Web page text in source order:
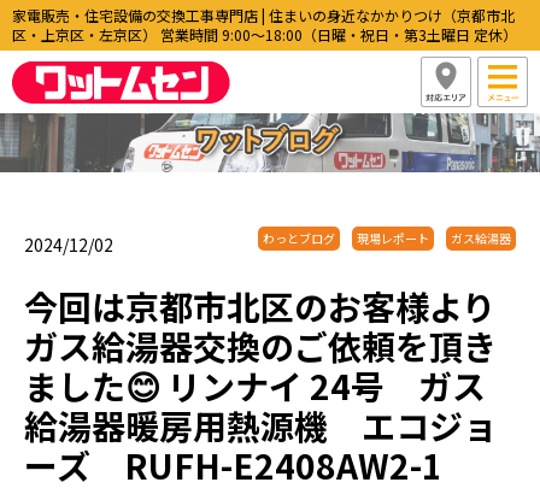
家電販売・住宅設備の交換工事専門店 | 住まいの身近なかかりつけ（京都市北
区・上京区・左京区） 営業時間 9:00〜18:00（日曜・祝日・第3土曜日 定休）
2024/12/02 わっとブログ 現場レポート ガス給湯器
今回は京都市北区のお客様より
ガス給湯器交換のご依頼を頂き
ました😊 リンナイ 24号 ガス
給湯器暖房用熱源機 エコジョ
ーズ RUFH-E2408AW2-1